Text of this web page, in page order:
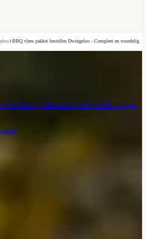
Bezorg informatie Veelgestelde vragen
›BBQ vlees pakket bestellen Dwingeloo - Compleet en voordelig